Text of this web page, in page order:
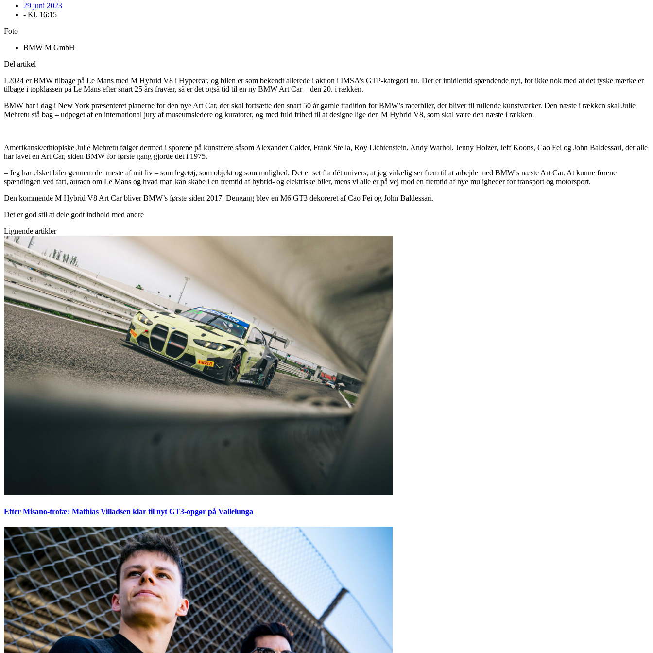
29 juni 2023
- Kl. 16:15
Foto
BMW M GmbH
Del artikel
I 2024 er BMW tilbage på Le Mans med M Hybrid V8 i Hypercar, og bilen er som bekendt allerede i aktion i IMSA’s GTP-kategori nu. Der er imidlertid spændende nyt, for ikke nok med at det tyske mærke er
tilbage i topklassen på Le Mans efter snart 25 års fravær, så er det også tid til en ny BMW Art Car – den 20. i rækken.
BMW har i dag i New York præsenteret planerne for den nye Art Car, der skal fortsætte den snart 50 år gamle tradition for BMW’s racerbiler, der bliver til rullende kunstværker. Den næste i rækken skal Julie
Mehretu stå bag – udpeget af en international jury af museumsledere og kuratorer, og med fuld frihed til at designe lige den M Hybrid V8, som skal være den næste i rækken.
Amerikansk/ethiopiske Julie Mehretu følger dermed i sporene på kunstnere såsom Alexander Calder, Frank Stella, Roy Lichtenstein, Andy Warhol, Jenny Holzer, Jeff Koons, Cao Fei og John Baldessari, der alle
har lavet en Art Car, siden BMW for første gang gjorde det i 1975.
– Jeg har elsket biler gennem det meste af mit liv – som legetøj, som objekt og som mulighed. Det er set fra dét univers, at jeg virkelig ser frem til at arbejde med BMW’s næste Art Car. At kunne forene
spændingen ved fart, auraen om Le Mans og hvad man kan skabe i en fremtid af hybrid- og elektriske biler, mens vi alle er på vej mod en fremtid af nye muligheder for transport og motorsport.
Den kommende M Hybrid V8 Art Car bliver BMW’s første siden 2017. Dengang blev en M6 GT3 dekoreret af Cao Fei og John Baldessari.
Det er god stil at dele godt indhold med andre
Lignende artikler
Efter Misano-trofæ: Mathias Villadsen klar til nyt GT3-opgør på Vallelunga